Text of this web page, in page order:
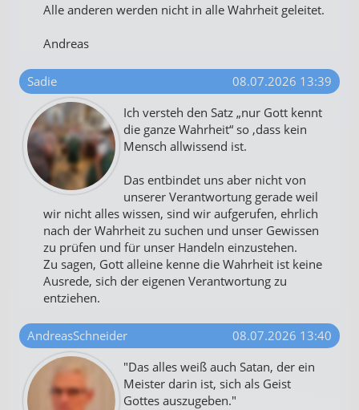
Alle anderen werden nicht in alle Wahrheit geleitet.
Andreas
Sadie
08.07.2026 13:39
Ich versteh den Satz „nur Gott kennt
die ganze Wahrheit“ so ,dass kein
Mensch allwissend ist.
Das entbindet uns aber nicht von
unserer Verantwortung gerade weil
wir nicht alles wissen, sind wir aufgerufen, ehrlich
nach der Wahrheit zu suchen und unser Gewissen
zu prüfen und für unser Handeln einzustehen.
Zu sagen, Gott alleine kenne die Wahrheit ist keine
Ausrede, sich der eigenen Verantwortung zu
entziehen.
AndreasSchneider
08.07.2026 13:40
"Das alles weiß auch Satan, der ein
Meister darin ist, sich als Geist
Gottes auszugeben."